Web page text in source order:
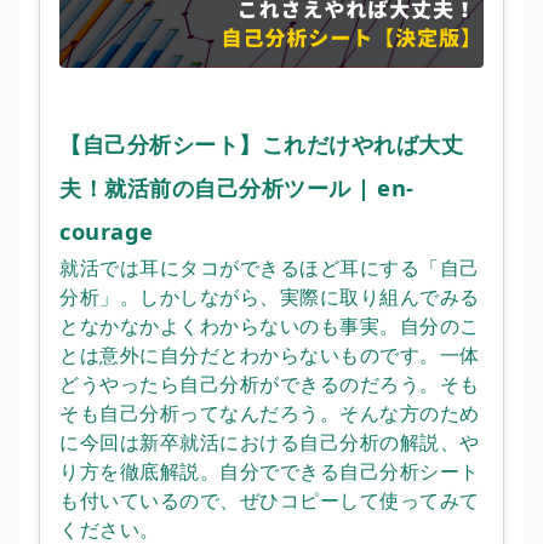
【自己分析シート】これだけやれば大丈
夫！就活前の自己分析ツール | en-
courage
就活では耳にタコができるほど耳にする「自己
分析」。しかしながら、実際に取り組んでみる
となかなかよくわからないのも事実。自分のこ
とは意外に自分だとわからないものです。一体
どうやったら自己分析ができるのだろう。そも
そも自己分析ってなんだろう。そんな方のため
に今回は新卒就活における自己分析の解説、や
り方を徹底解説。自分でできる自己分析シート
も付いているので、ぜひコピーして使ってみて
ください。